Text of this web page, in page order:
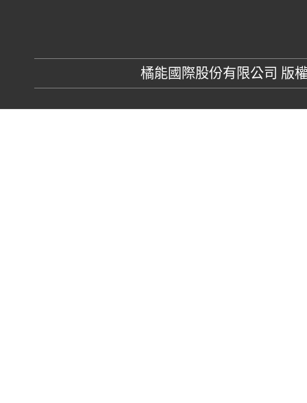
橘能國際股份有限公司 版